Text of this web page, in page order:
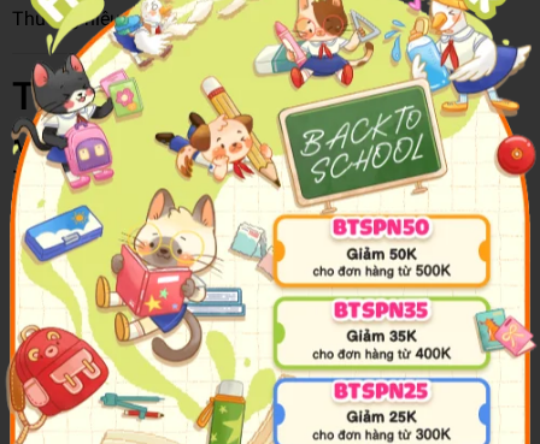
Thương hiệu:ToTy
Thông tin chi tiết
Mã hàng
8935339405320
Tên Nhà Cung Cấp
Cty Lâm Ngọc Việt
Thương Hiệu
ToTy
Xuất Xứ Thương Hiệu
Việt Nam
Nơi Gia Công & Sản Xuất
Trung Quốc
Màu sắc
Nhiều màu
Chất liệu
Nhựa, Kim Loại
Trọng lượng (gr)
20
Kích Thước Bao Bì
7.5 x 7.5 x 1 cm
Sản phẩm bán
Top 100 sản phẩm Mô Hình Nhân Vật bán